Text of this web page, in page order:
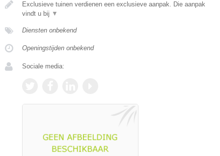
Exclusieve tuinen verdienen een exclusieve aanpak. Die aanpak
vindt u bij ▼
Diensten onbekend
Openingstijden onbekend
Sociale media: